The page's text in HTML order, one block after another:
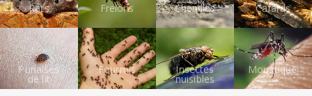
Rats Frelons Chenilles Cafards
Punaises
de lit
Fourmis Insectes
nuisibles
Moustiques